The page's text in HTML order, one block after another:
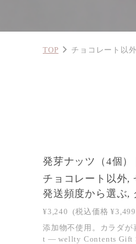
TOP チョコレート以外
NEW
発芽ナッツ（4個）
チョコレート以外,
発送頻度から選ぶ,
¥3,240 (税込価格 ¥3,499
添加物不使用。カラダが
t — wellty Contents Gift